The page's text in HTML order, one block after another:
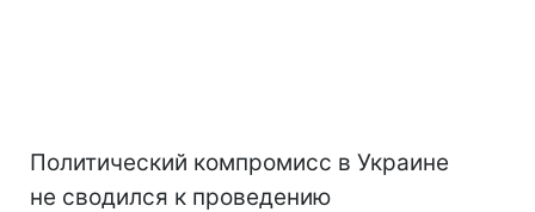
Политический компромисс в Украине
не сводился к проведению